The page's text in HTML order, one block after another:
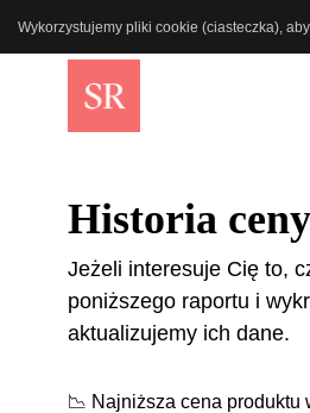
Wykorzystujemy pliki cookie (ciasteczka),
Historia
Jeżeli interesuje Cię to,
poniższego raportu i
aktualizujemy ich dane.
📉 Najniższa cena produktu